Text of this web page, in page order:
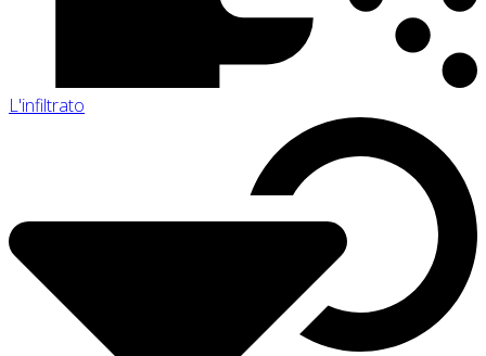
L'infiltrato